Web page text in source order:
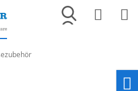
Merkliste